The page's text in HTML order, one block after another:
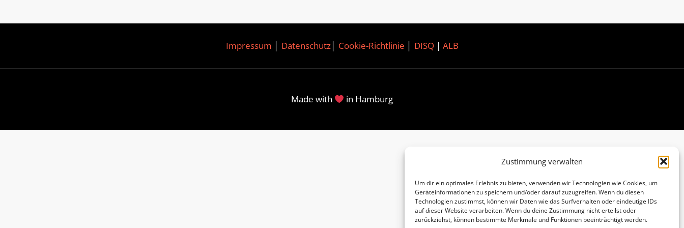
Zustimmung verwalten
Um dir ein optimales Erlebnis zu bieten, verwenden wir Technologien wie Cookies, um
Geräteinformationen zu speichern und/oder darauf zuzugreifen. Wenn du diesen
Technologien zustimmst, können wir Daten wie das Surfverhalten oder eindeutige IDs
auf dieser Website verarbeiten. Wenn du deine Zustimmung nicht erteilst oder
zurückziehst, können bestimmte Merkmale und Funktionen beeinträchtigt werden.
Impressum Datenschutz│ Cookie-Richtlinie DISQ| ALB
Made with in Hamburg